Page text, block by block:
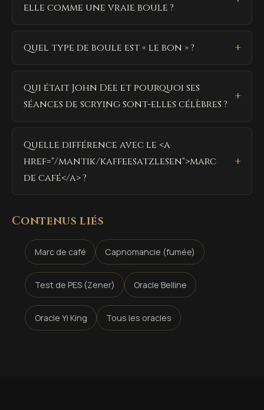
elle comme une vraie boule ?
Quel type de boule est « le bon » ?
Qui était John Dee et pourquoi ses
séances de scrying sont-elles célèbres ?
Quelle différence avec le <a
href="/mantik/kaffeesatzlesen">marc
de café</a> ?
Contenus liés
Marc de café Capnomancie (fumée)
Test de PES (Zener) Oracle Belline
Oracle Yi King Tous les oracles